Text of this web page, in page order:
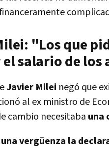
"Los que
salario de los
Javier Milei negó que
al ex ministro de
cambio necesitaba una
vergüenza la